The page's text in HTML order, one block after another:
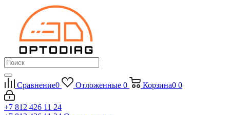
Сравнение0 Отложенные 0 Корзина0 0
+7 812 426 11 24